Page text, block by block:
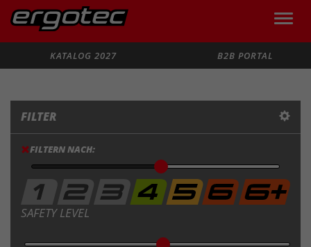
Toggle
KATALOG 2027
B2B PORTAL
FILTER
FILTERN NACH:
SAFETY LEVEL